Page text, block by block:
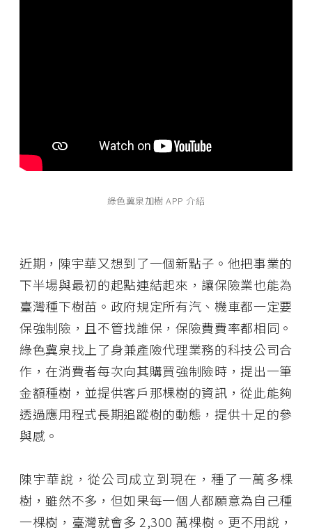
綠色冀泉加樹 APP 介紹
近期，陳宇華又想到了一個新點子。他把事業的
下半場與最初的起點連結起來，讓保險業也能為
臺灣種下樹苗。政府規定所有汽、機車都一定要
保強制險，且不管找誰保，保險費費率都相同。
綠色冀泉找上了身兼產險代理業務的科技公司合
作，在消費者每次向其購買強制險時，提出一筆
金額種樹，並提供客戶那棵樹的資訊，從此能夠
透過應用程式長期追蹤樹的動態，提供十足的參
與感。
陳宇華說，從公司成立到現在，種了一萬多棵
樹，雖然不多，但如果每一個人都願意為自己種
一棵樹，臺灣就會多 2,300 萬棵樹。更不用說，